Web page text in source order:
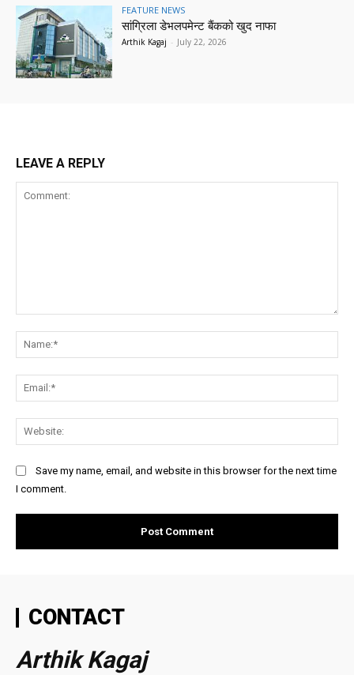
FEATURE NEWS
सांग्रिला डेभलपमेन्ट बैंकको खुद नाफा
Arthik Kagaj - July 22, 2026
LEAVE A REPLY
Save my name, email, and website in this browser for the next time
I comment.
CONTACT
Arthik Kagaj